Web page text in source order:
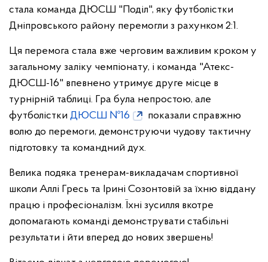
стала команда ДЮСШ "Поділ", яку футболістки
Дніпровського району перемогли з рахунком 2:1.
Ця перемога стала вже черговим важливим кроком у
загальному заліку чемпіонату, і команда "Атекс-
ДЮСШ-16" впевнено утримує друге місце в
турнірній таблиці. Гра була непростою, але
футболістки ДЮСШ №16
показали справжню
волю до перемоги, демонструючи чудову тактичну
підготовку та командний дух.
Велика подяка тренерам-викладачам спортивної
школи Аллі Гресь та Ірині Созонтовій за їхню віддану
працю і професіоналізм. Їхні зусилля вкотре
допомагають команді демонструвати стабільні
результати і йти вперед до нових звершень!